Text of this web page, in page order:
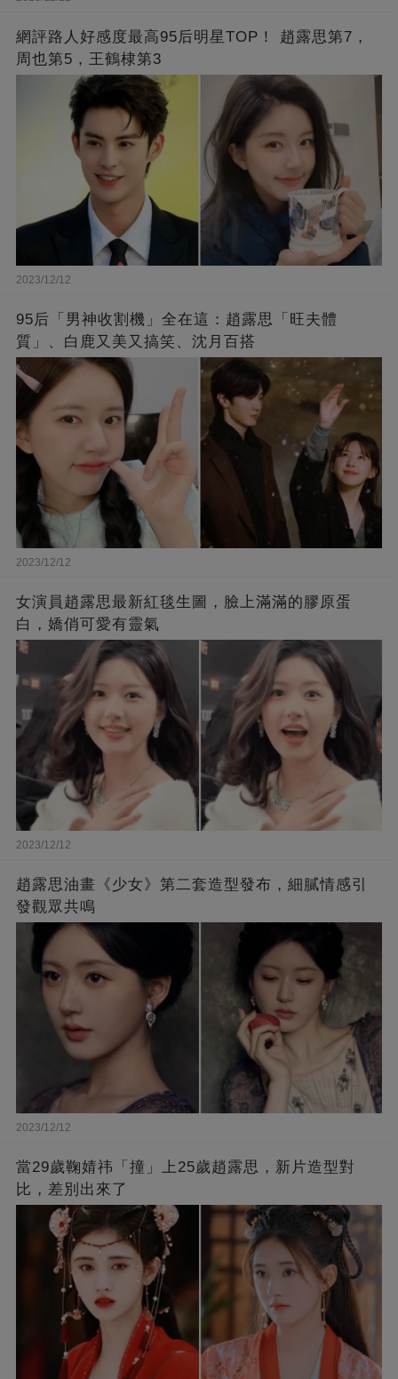
網評路人好感度最高95后明星TOP！ 趙露思第7，
周也第5，王鶴棣第3
2023/12/12
95后「男神收割機」全在這：趙露思「旺夫體
質」、白鹿又美又搞笑、沈月百搭
2023/12/12
女演員趙露思最新紅毯生圖，臉上滿滿的膠原蛋
白，嬌俏可愛有靈氣
2023/12/12
趙露思油畫《少女》第二套造型發布，細膩情感引
發觀眾共鳴
2023/12/12
當29歲鞠婧祎「撞」上25歲趙露思，新片造型對
比，差別出來了